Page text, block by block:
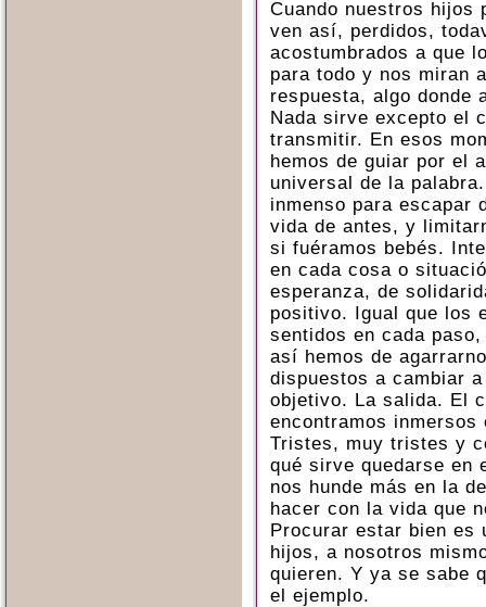
Cuando nuestros hijos
ven así, perdidos,
acostumbrados a que
para todo y nos miran
respuesta, algo donde
Nada sirve excepto el
transmitir. En esos
hemos de guiar por el
universal de la
inmenso para escapar
vida de antes, y
si fuéramos bebés.
en cada cosa o
esperanza, de
positivo. Igual que los
sentidos en cada
así hemos de
dispuestos a cambiar
objetivo. La salida. El
encontramos inmersos
Tristes, muy tristes y
qué sirve quedarse en
nos hunde más en la
hacer con la vida que
Procurar estar bien es
hijos, a nosotros
quieren. Y ya se sabe
el ejemplo.